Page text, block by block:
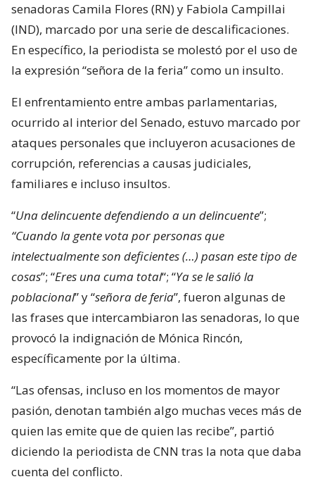
senadoras Camila Flores (RN) y Fabiola Campillai
(IND), marcado por una serie de descalificaciones.
En específico, la periodista se molestó por el uso de
la expresión “señora de la feria” como un insulto.
El enfrentamiento entre ambas parlamentarias,
ocurrido al interior del Senado, estuvo marcado por
ataques personales que incluyeron acusaciones de
corrupción, referencias a causas judiciales,
familiares e incluso insultos.
“Una delincuente defendiendo a un delincuente”;
“Cuando la gente vota por personas que
intelectualmente son deficientes (…) pasan este tipo de
cosas”; “Eres una cuma total“; “Ya se le salió la
poblacional” y “señora de feria”, fueron algunas de
las frases que intercambiaron las senadoras, lo que
provocó la indignación de Mónica Rincón,
específicamente por la última.
“Las ofensas, incluso en los momentos de mayor
pasión, denotan también algo muchas veces más de
quien las emite que de quien las recibe”, partió
diciendo la periodista de CNN tras la nota que daba
cuenta del conflicto.